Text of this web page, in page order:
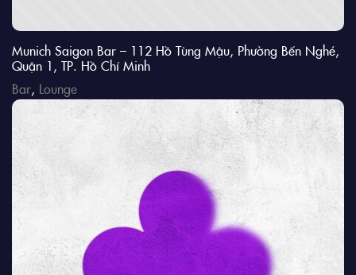
Munich Saigon Bar – 112 Hồ Tùng Mậu, Phường Bến Nghé,
Quận 1, TP. Hồ Chí Minh
Bar, Lounge